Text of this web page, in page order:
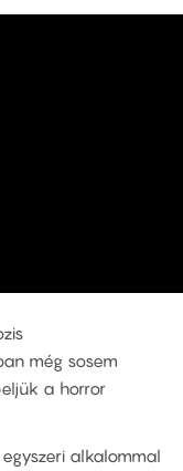
még sosem
a horror
alkalommal